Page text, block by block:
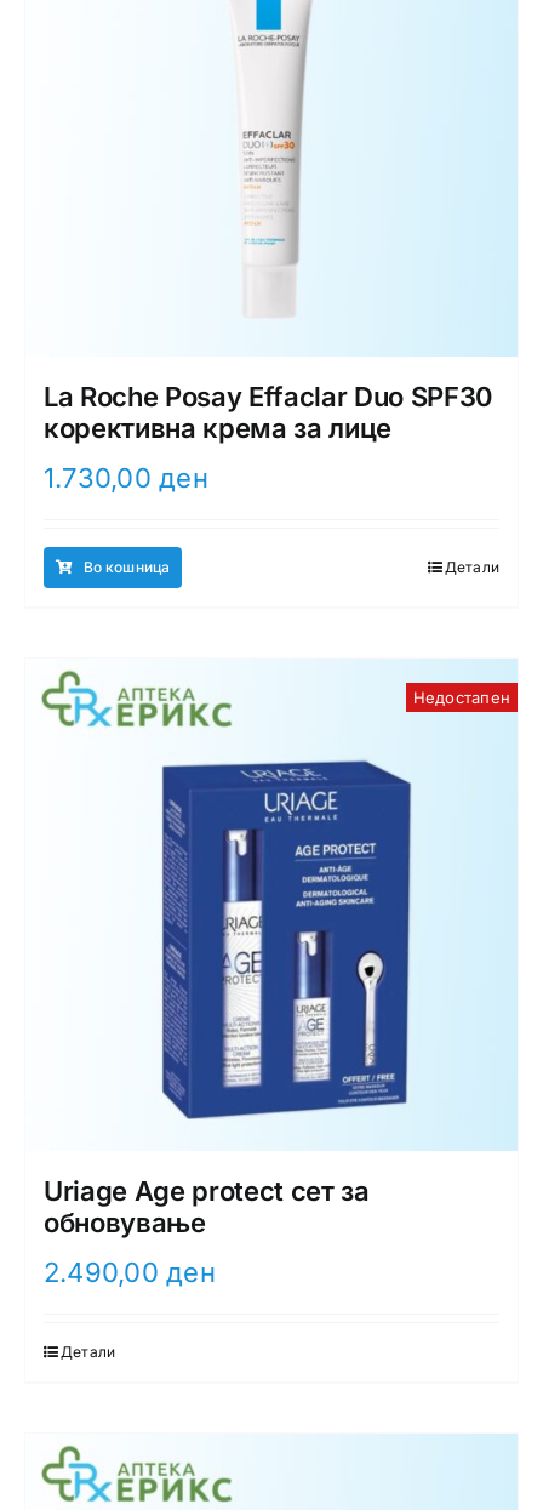
La Roche Posay Effaclar Duo SPF30
корективна крема за лице
1.730,00ден
Во кошница Детали
Недостапен
Uriage Age protect сет за
обновување
2.490,00ден
Детали